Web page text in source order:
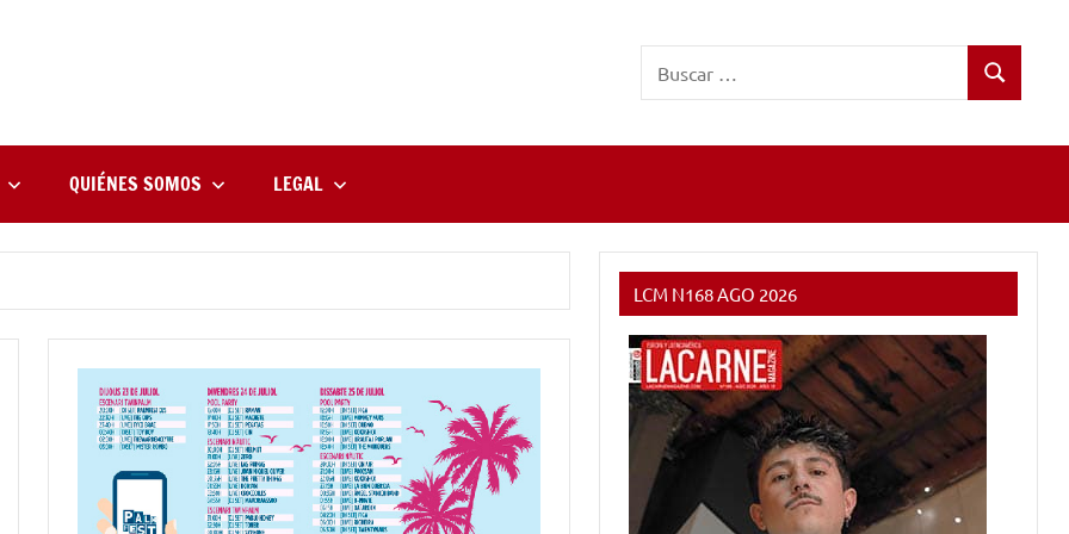
Buscar
QUIÉNES SOMOS LEGAL
LCM N168 AGO 2026